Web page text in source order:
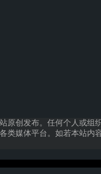
原创发布。任何个人或组
类媒体平台。如若本站内